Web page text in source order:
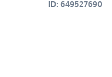
ID: 649527690